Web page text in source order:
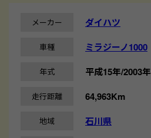
メーカー ダイハツ
車種 ミラジーノ1000
年式 平成15年/2003年
走行距離 64,963Km
地域 石川県